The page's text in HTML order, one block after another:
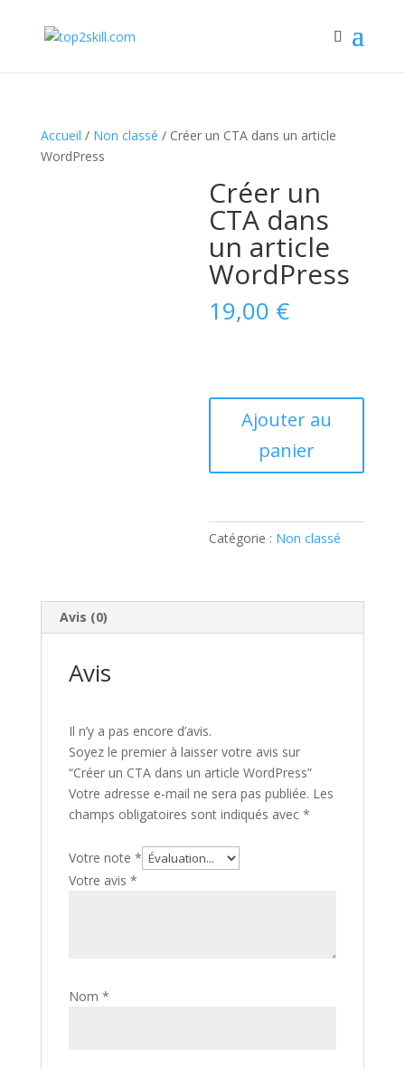
Accueil / Non classé / Créer un CTA dans un article
WordPress
Créer un
CTA dans
un article
WordPress
19,00 €
un
un
article
Ajouter au
panier
Catégorie : Non classé
Avis (0)
Avis
Il n’y a pas encore d’avis.
Soyez le premier à laisser votre avis sur
“Créer un CTA dans un article WordPress”
Votre adresse e-mail ne sera pas publiée. Les
champs obligatoires sont indiqués avec *
Votre note *
Votre avis *
Nom *